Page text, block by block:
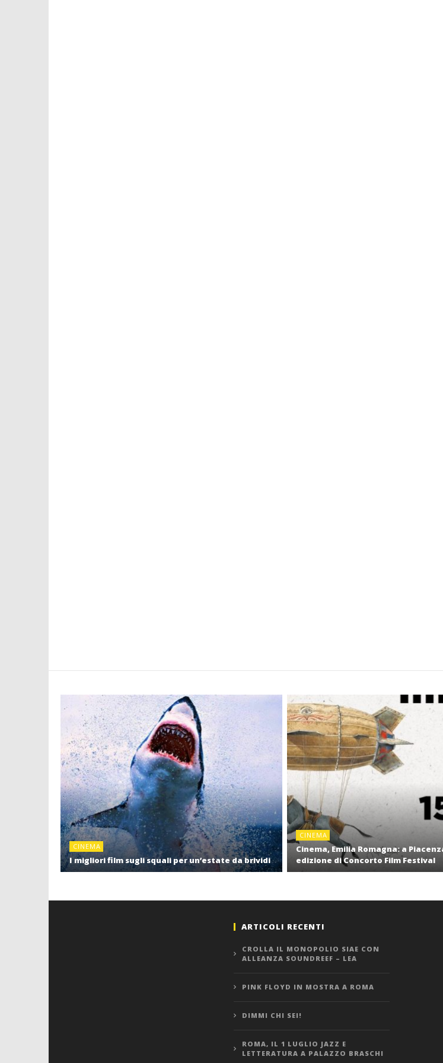
CINEMA
I migliori film sugli squali per un’estate da brividi
CINEMA
Cinema, Emilia Romagna: a
edizione di Concorto Film Festival
ARTICOLI RECENTI
CROLLA IL MONOPOLIO SIAE CON
ALLEANZA SOUNDREEF – LEA
PINK FLOYD IN MOSTRA A ROMA
DIMMI CHI SEI!
ROMA, IL 1 LUGLIO JAZZ E
LETTERATURA A PALAZZO BRASCHI